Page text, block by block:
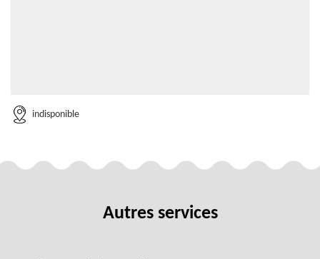
indisponible
Autres services